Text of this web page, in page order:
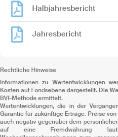
Halbjahresbericht
Jahresbericht
Rechtliche Hinweise
Informationen zu Wertentwicklungen
Kosten auf Fondsebene dargestellt. Die
BVI-Methode ermittelt.
Wertentwicklungen, die in der
Garantie für zukünftige Erträge. Preise
auch negativ gegenüber dem
auf eine Fremdwährung